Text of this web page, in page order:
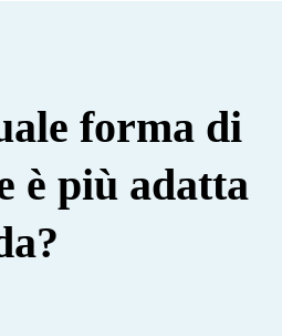
forma di
è più adatta